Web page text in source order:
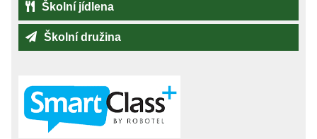
Školní jídlena
Školní družina